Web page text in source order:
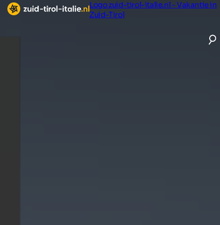
Logo zuid-tirol-italie.nl - Vakantie in
Zuid-Tirol